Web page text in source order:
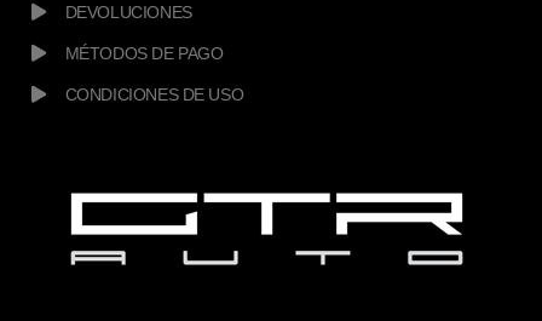
DEVOLUCIONES
MÉTODOS DE PAGO
CONDICIONES DE USO